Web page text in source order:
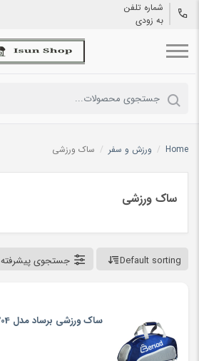
شماره تلفن
به زودی
Home
/ ورزش و سفر / ساک ورزشی
ساک ورزشی
Default sorting جستجوی پیشرفته
ساک ورزشی برساد مدل Bb 204